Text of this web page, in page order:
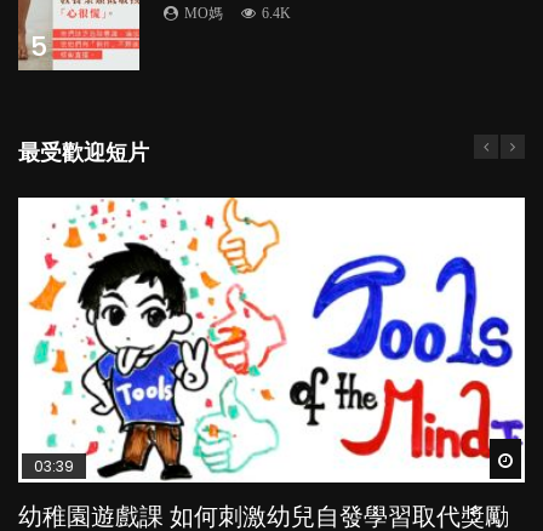
5
MO媽 6.4K
最受歡迎短片
03:39
幼稚園遊戲課 如何刺激幼兒自發學習取代獎勵
04:59
幼兒playgroup真係玩耍中學習？研究指BB 15個
03:02
老公患產後憂鬱症對BB的影響
04:06
全職好？在職好？｜全職媽媽與在職媽媽的壓
04:18
凡事以BB為中心，就係好爸媽？｜別忽視父母